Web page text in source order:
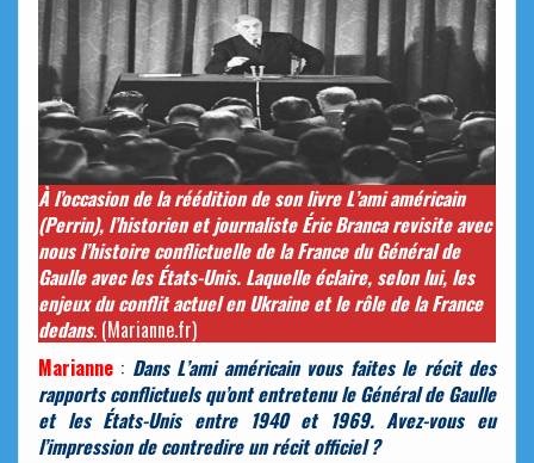
À l’occasion de la réédition de son livre L’ami américain
(Perrin), l’historien et journaliste Éric Branca revisite avec
nous l’histoire conflictuelle de la France du Général de
Gaulle avec les États-Unis. Laquelle éclaire, selon lui, les
enjeux du conflit actuel en Ukraine et le rôle de la France
dedans. (Marianne.fr)
Marianne : Dans L’ami américain vous faites le récit des
rapports conflictuels qu’ont entretenu le Général de Gaulle
et les États-Unis entre 1940 et 1969. Avez-vous eu
l’impression de contredire un récit officiel ?